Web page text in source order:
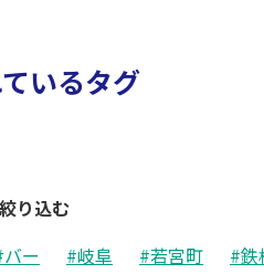
いるタグ
り込む
ー #岐阜 #若宮町 #鉄